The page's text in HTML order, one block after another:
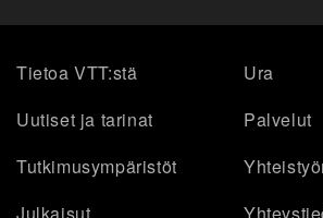
Tietoa VTT:stä
Ura
Uutiset ja tarinat
Palvelut
Tutkimusympäristöt
Julkaisut